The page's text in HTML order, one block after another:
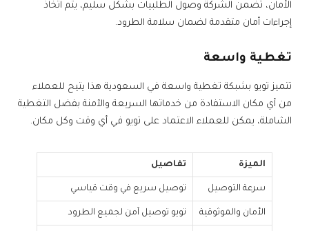
الأمان، تضمن الشركة وصول الطلبيات بشكل سليم، يتم اتخاذ
إجراءات أمان متقدمة لضمان سلامة الطرود.
تغطية واسعة
تتميز تويو بشبكة تغطية واسعة في السعودية هذا يتيح للعملاء
من أي مكان الاستفادة من خدماتها السريعة والآمنة بفضل التغطية
الشاملة، يمكن للعملاء الاعتماد على تويو في أي وقت وكل مكان.
الميزة تفاصيل
سرعة التوصيل توصيل سريع في وقت قياسي
الأمان والموثوقية تويو توصيل آمن لجميع الطرود